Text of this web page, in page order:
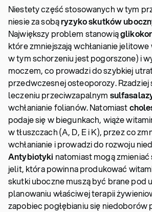
Niestety część stosowanych w tym
niesie za sobąryzyko skutków
Największy problem stanowią
które zmniejszają wchłanianie
w tym schorzeniu jest pogorszone) i
moczem, co prowadzi do szybkiej
przedwczesnej osteoporozy. Rzadziej
leczeniu przeciwzapalnym
wchłanianie folianów. Natomiast
podaje się w biegunkach, wiąże
w tłuszczach (A, D, E i K), przez co
wchłanianie i prowadzi do rozwoju
Antybiotyki natomiast mogą
jelit, która powinna produkować
skutki uboczne muszą być brane pod
planowaniu właściwej terapii
zapobiec pogłębianiu się niedoborów